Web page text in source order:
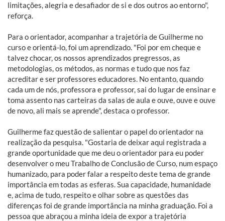
limitações, alegria e desafiador de si e dos outros ao entorno",
reforça.
Para o orientador, acompanhar a trajetória de Guilherme no
curso e orientá-lo, foi um aprendizado. "Foi por em cheque e
talvez chocar, os nossos aprendizados pregressos, as
metodologias, os métodos, as normas e tudo que nos faz
acreditar e ser professores educadores. No entanto, quando
cada um de nós, professora e professor, sai do lugar de ensinar e
toma assento nas carteiras da salas de aula e ouve, ouve e ouve
de novo, ali mais se aprende", destaca o professor.
Guilherme faz questão de salientar o papel do orientador na
realização da pesquisa. "Gostaria de deixar aqui registrada a
grande oportunidade que me deu o orientador para eu poder
desenvolver o meu Trabalho de Conclusão de Curso, num espaço
humanizado, para poder falar a respeito deste tema de grande
importância em todas as esferas. Sua capacidade, humanidade
e, acima de tudo, respeito e olhar sobre as questões das
diferenças foi de grande importância na minha graduação. Foi a
pessoa que abraçou a minha ideia de expor a trajetória